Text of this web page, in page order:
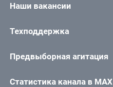
Наши вакансии
Техподдержка
Предвыборная агитация
Статистика канала в MAX